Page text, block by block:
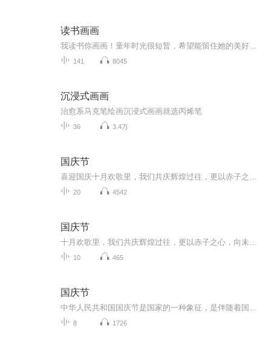
读书画画
141 8045
沉浸式画画
治愈系马克笔绘画沉浸式画画就选丙烯笔
36 3.4万
国庆节
20 4542
国庆节
10 465
国庆节
8 1726